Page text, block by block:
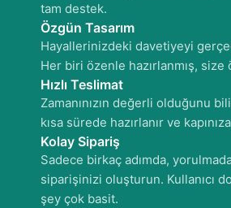
tam destek.
Özgün Tasarım
Hayallerinizdeki davetiyeyi
Her biri özenle hazırlanmış, size
Hızlı Teslimat
Zamanınızın değerli olduğunu
kısa sürede hazırlanır ve
Kolay Sipariş
Sadece birkaç adımda,
siparişinizi oluşturun. Kullanıcı
şey çok basit.